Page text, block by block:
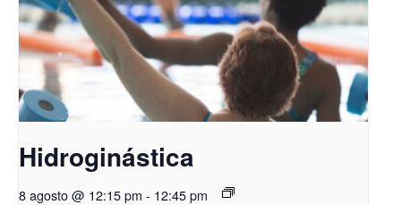
Hidroginástica
8 agosto @ 12:15 pm - 12:45 pm